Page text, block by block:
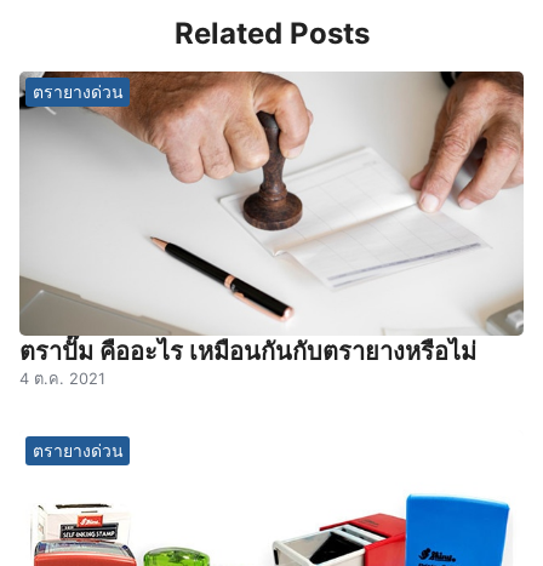
Related Posts
ตรายางด่วน
ตราปั๊ม คืออะไร เหมือนกันกับตรายางหรือไม่
4 ต.ค. 2021
ตรายางด่วน